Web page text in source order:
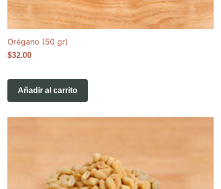
Orégano (50 gr)
$32.00
Añadir al carrito